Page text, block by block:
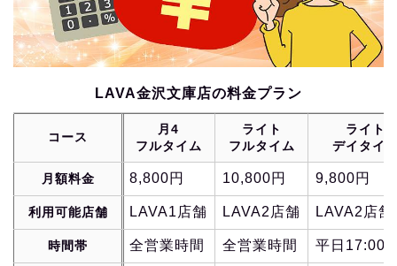
LAVA金沢文庫店の料金プラン
コース
月4
フルタイム
ライト
フルタイム
ライト
デイタイ
月額料金 8,800円 10,800円 9,800円
利用可能店舗 LAVA1店舗 LAVA2店舗 LAVA2店舗
時間帯 全営業時間 全営業時間 平日17:00